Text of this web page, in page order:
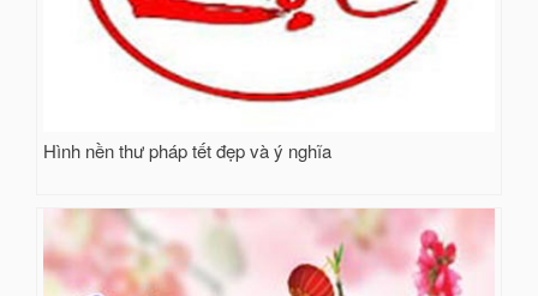
Hình nền thư pháp tết đẹp và ý nghĩa